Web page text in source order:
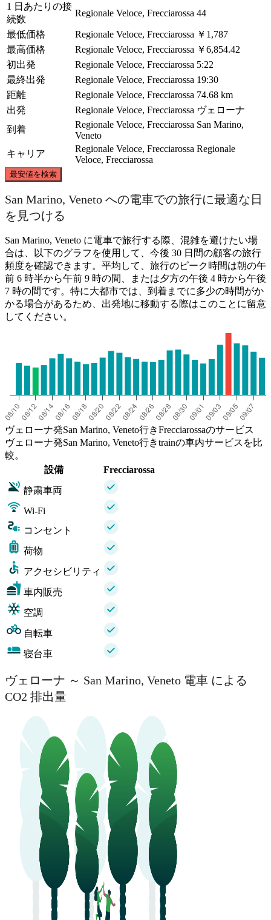
1 日あたりの接
続数
Regionale Veloce, Frecciarossa 44
最低価格 Regionale Veloce, Frecciarossa ￥1,787
最高価格
Regionale Veloce, Frecciarossa ￥6,854.42
初出発
Regionale Veloce, Frecciarossa 5:22
最終出発
Regionale Veloce, Frecciarossa 19:30
距離
Regionale Veloce, Frecciarossa 74.68 km
出発
Regionale Veloce, Frecciarossa ヴェローナ
到着
Regionale Veloce, Frecciarossa San Marino,
Veneto
キャリア
Regionale Veloce, Frecciarossa Regionale
Veloce, Frecciarossa
最安値を検索
San Marino, Veneto
San Marino, Veneto への電車での旅行に最適な日
を見つける
San Marino, Veneto に電車で旅行する際、混雑を避けたい場
合は、以下のグラフを使用して、今後 30 日間の顧客の旅行
頻度を確認できます。平均して、旅行のピーク時間は朝の午
前 6 時半から午前 9 時の間、または夕方の午後 4 時から午後
7 時の間です。特に大都市では、到着までに多少の時間がか
かる場合があるため、出発地に移動する際はこのことに留意
してください。
ヴェローナ発San Marino, Veneto行きFrecciarossaのサービス
ヴェローナ発San Marino, Veneto行きtrainの車内サービスを比
較。
設備
Frecciarossa
静粛車両
Wi-Fi
コンセント
荷物
アクセシビリティ
車内販売
空調
自転車
寝台車
ヴェローナ ～ San Marino, Veneto 電車 による
CO2 排出量